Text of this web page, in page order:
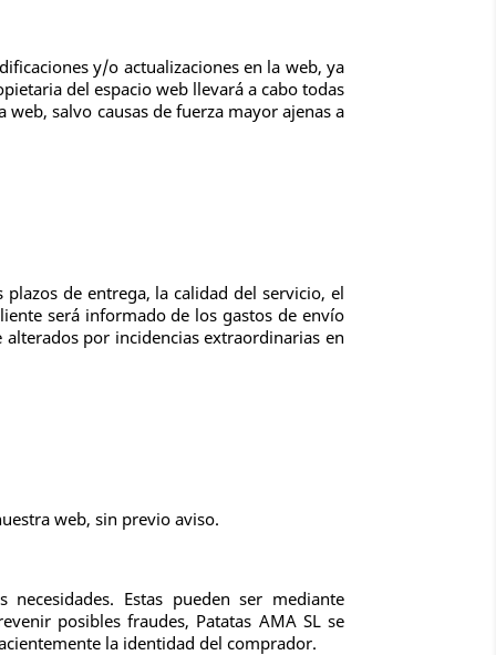
y/o actualizaciones en la web, ya
del espacio web llevará a cabo todas
salvo causas de fuerza mayor ajenas a
de entrega, la calidad del servicio, el
será informado de los gastos de envío
por incidencias extraordinarias en
web, sin previo aviso.
Estas pueden ser mediante
posibles fraudes, Patatas AMA SL se
la identidad del comprador.